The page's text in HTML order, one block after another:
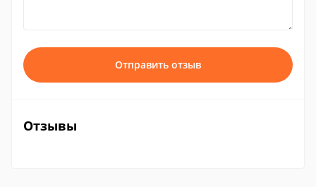
Отправить отзыв
Отзывы